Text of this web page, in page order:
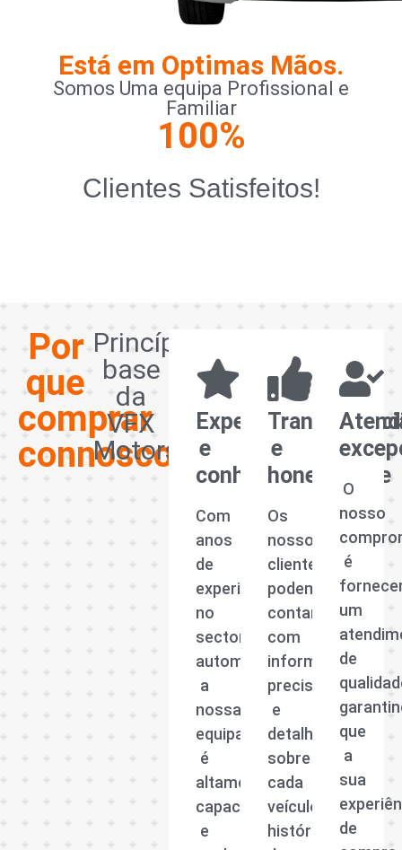
Está em Optimas Mãos.
Somos Uma equipa Profissional e
Familiar
Clientes Satisfeitos!
100%
Por
que
comprar
connosco?
Princípios
base
da
VFX
Motors
Experiência
e
conhecimento
Com
anos
de
experiência
no
sector
automóvel,
a
nossa
equipa
é
altamente
capacitada
e
e
honestidade
Os
nossos
clientes
podem
contar
com
informações
precisas
e
detalhadas
sobre
cada
veículo,
histórico
O
nosso
é
um
de
que
a
sua
de